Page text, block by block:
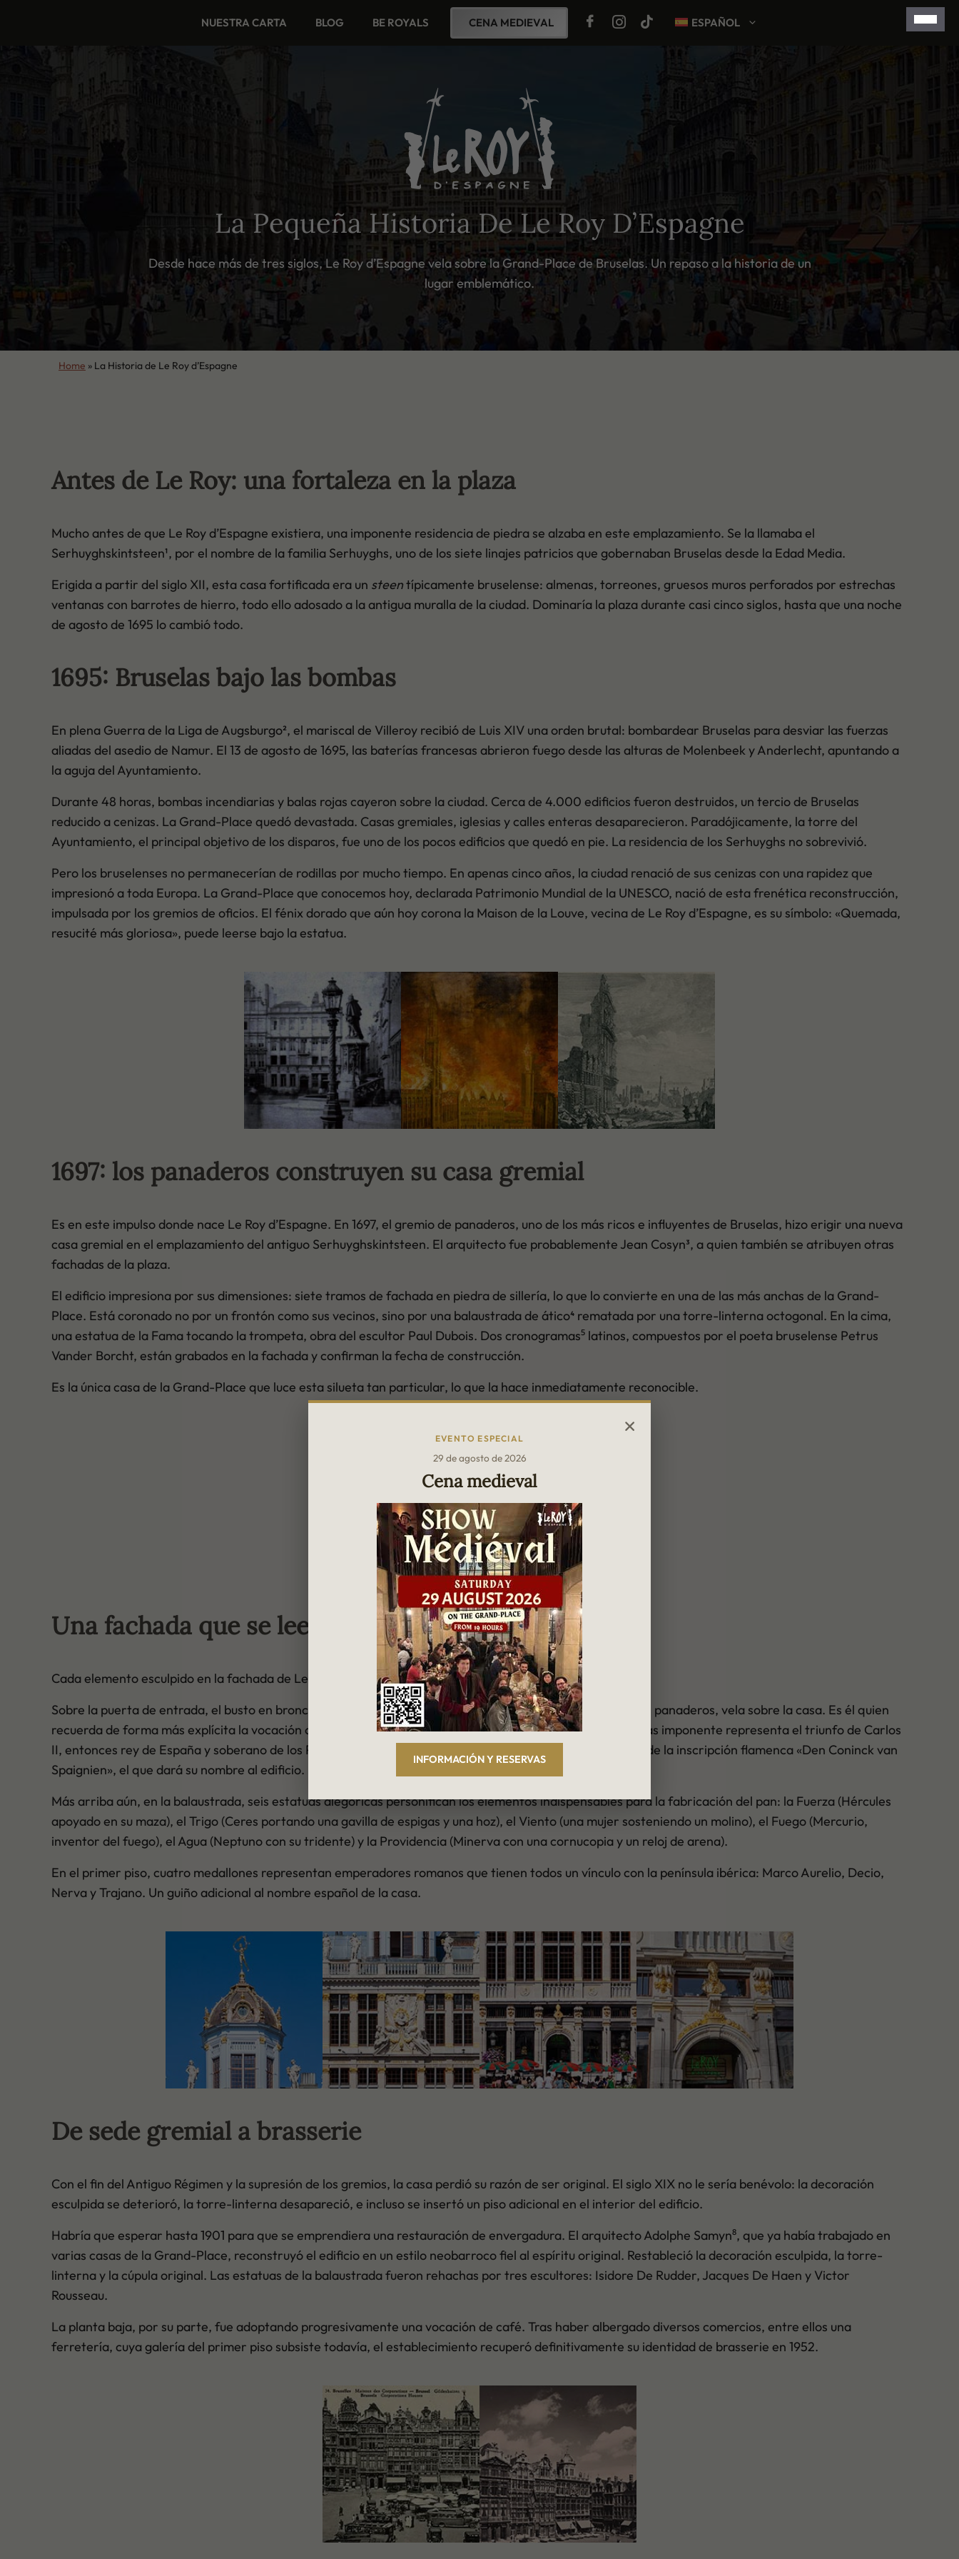
NUESTRA CARTA BLOG BE ROYALS CENA MEDIEVAL ESPAÑOL
La Pequeña Historia De Le Roy D’Espagne
Desde hace más de tres siglos, Le Roy d’Espagne vela sobre la Grand-Place de Bruselas. Un repaso a la historia de un
lugar emblemático.
Home » La Historia de Le Roy d’Espagne
Antes de Le Roy: una fortaleza en la plaza
Mucho antes de que Le Roy d’Espagne existiera, una imponente residencia de piedra se alzaba en este emplazamiento. Se la llamaba el
Serhuyghskintsteen¹, por el nombre de la familia Serhuyghs, uno de los siete linajes patricios que gobernaban Bruselas desde la Edad Media.
Erigida a partir del siglo XII, esta casa fortificada era un steentípicamente bruselense: almenas, torreones, gruesos muros perforados por estrechas
ventanas con barrotes de hierro, todo ello adosado a la antigua muralla de la ciudad. Dominaría la plaza durante casi cinco siglos, hasta que una noche
de agosto de 1695 lo cambió todo.
1695: Bruselas bajo las bombas
En plena Guerra de la Liga de Augsburgo², el mariscal de Villeroy recibió de Luis XIV una orden brutal: bombardear Bruselas para desviar las fuerzas
aliadas del asedio de Namur. El 13 de agosto de 1695, las baterías francesas abrieron fuego desde las alturas de Molenbeek y Anderlecht, apuntando a
la aguja del Ayuntamiento.
Durante 48 horas, bombas incendiarias y balas rojas cayeron sobre la ciudad. Cerca de 4.000 edificios fueron destruidos, un tercio de Bruselas
reducido a cenizas. La Grand-Place quedó devastada. Casas gremiales, iglesias y calles enteras desaparecieron. Paradójicamente, la torre del
Ayuntamiento, el principal objetivo de los disparos, fue uno de los pocos edificios que quedó en pie. La residencia de los Serhuyghs no sobrevivió.
Pero los bruselenses no permanecerían de rodillas por mucho tiempo. En apenas cinco años, la ciudad renació de sus cenizas con una rapidez que
impresionó a toda Europa. La Grand-Place que conocemos hoy, declarada Patrimonio Mundial de la UNESCO, nació de esta frenética reconstrucción,
impulsada por los gremios de oficios. El fénix dorado que aún hoy corona la Maison de la Louve, vecina de Le Roy d’Espagne, es su símbolo: «Quemada,
resucité más gloriosa», puede leerse bajo la estatua.
1697: los panaderos construyen su casa gremial
Es en este impulso donde nace Le Roy d’Espagne. En 1697, el gremio de panaderos, uno de los más ricos e influyentes de Bruselas, hizo erigir una nueva
casa gremial en el emplazamiento del antiguo Serhuyghskintsteen. El arquitecto fue probablemente Jean Cosyn³, a quien también se atribuyen otras
fachadas de la plaza.
El edificio impresiona por sus dimensiones: siete tramos de fachada en piedra de sillería, lo que lo convierte en una de las más anchas de la Grand-
Place. Está coronado no por un frontón como sus vecinos, sino por una balaustrada de ático⁴ rematada por una torre-linterna octogonal. En la cima,
una estatua de la Fama tocando la trompeta, obra del escultor Paul Dubois. Dos cronogramas⁵ latinos, compuestos por el poeta bruselense Petrus
Vander Borcht, están grabados en la fachada y confirman la fecha de construcción.
Es la única casa de la Grand-Place que luce esta silueta tan particular, lo que la hace inmediatamente reconocible.
Una fachada que se lee como un libro
Cada elemento esculpido en la fachada de Le Roy d’Espagne cuenta algo.
Sobre la puerta de entrada, el busto en bronce dorado de san Auberto⁶, obispo de Cambrai y patrón de los panaderos, vela sobre la casa. Es él quien
recuerda de forma más explícita la vocación original del lugar. En el segundo piso, una escultura mucho más imponente representa el triunfo de Carlos
II, entonces rey de España y soberano de los Países Bajos Meridionales⁷. Es este busto real, acompañado de la inscripción flamenca «Den Coninck van
Spaignien», el que dará su nombre al edificio.
Más arriba aún, en la balaustrada, seis estatuas alegóricas personifican los elementos indispensables para la fabricación del pan: la Fuerza (Hércules
apoyado en su maza), el Trigo (Ceres portando una gavilla de espigas y una hoz), el Viento (una mujer sosteniendo un molino), el Fuego (Mercurio,
inventor del fuego), el Agua (Neptuno con su tridente) y la Providencia (Minerva con una cornucopia y un reloj de arena).
En el primer piso, cuatro medallones representan emperadores romanos que tienen todos un vínculo con la península ibérica: Marco Aurelio, Decio,
Nerva y Trajano. Un guiño adicional al nombre español de la casa.
De sede gremial a brasserie
Con el fin del Antiguo Régimen y la supresión de los gremios, la casa perdió su razón de ser original. El siglo XIX no le sería benévolo: la decoración
esculpida se deterioró, la torre-linterna desapareció, e incluso se insertó un piso adicional en el interior del edificio.
Habría que esperar hasta 1901 para que se emprendiera una restauración de envergadura. El arquitecto Adolphe Samyn⁸, que ya había trabajado en
varias casas de la Grand-Place, reconstruyó el edificio en un estilo neobarroco fiel al espíritu original. Restableció la decoración esculpida, la torre-
linterna y la cúpula original. Las estatuas de la balaustrada fueron rehachas por tres escultores: Isidore De Rudder, Jacques De Haen y Victor
Rousseau.
La planta baja, por su parte, fue adoptando progresivamente una vocación de café. Tras haber albergado diversos comercios, entre ellos una
ferretería, cuya galería del primer piso subsiste todavía, el establecimiento recuperó definitivamente su identidad de brasserie en 1952.
EVENTO ESPECIAL
29 de agosto de 2026
Cena medieval
INFORMACIÓN Y RESERVAS